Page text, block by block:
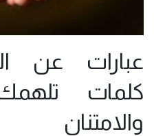
عبارات عن
كلمات
والامتنان